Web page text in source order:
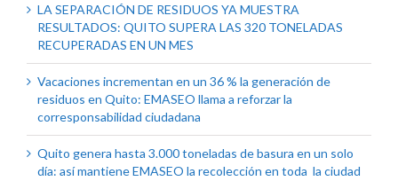
LA SEPARACIÓN DE RESIDUOS YA MUESTRA
RESULTADOS: QUITO SUPERA LAS 320 TONELADAS
RECUPERADAS EN UN MES
Vacaciones incrementan en un 36 % la generación de
residuos en Quito: EMASEO llama a reforzar la
corresponsabilidad ciudadana
Quito genera hasta 3.000 toneladas de basura en un solo
día: así mantiene EMASEO la recolección en toda la ciudad